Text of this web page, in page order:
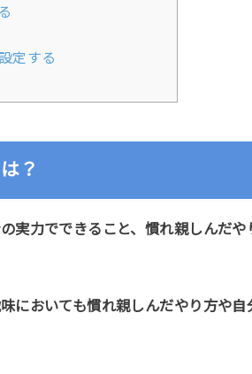
定する
？
実力でできること、慣れ親しんだ
においても慣れ親しんだやり方や